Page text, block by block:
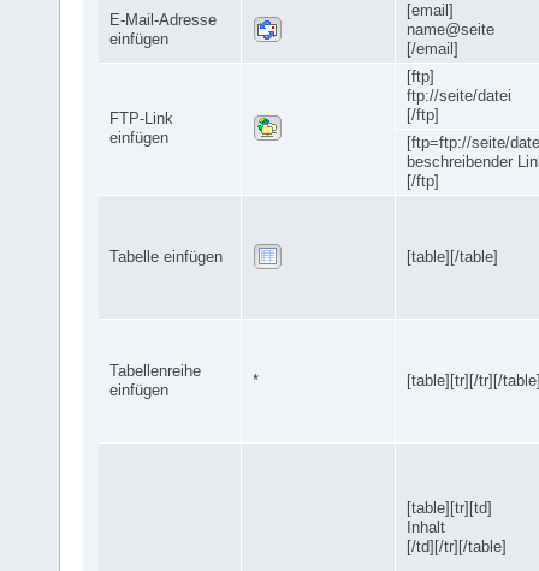
E-Mail-Adresse
einfügen
[email]
name@seite
[/email]
FTP-Link
einfügen
[ftp]
ftp://seite/datei
[/ftp]
[ftp=ftp://seite/
beschreibender
[/ftp]
Tabelle einfügen [table][/table]
Tabellenreihe
einfügen
* [table][tr][/tr][/
[table][tr][td]
Inhalt
[/td][/tr][/table]